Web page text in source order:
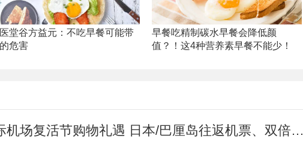
堂谷方益元：不吃早餐可能带
危害
早餐吃精制碳水早餐会降低颜
值？！这4种营养素早餐不能少！
香港国际机场复活节购物礼遇 日本/巴厘岛往返机票、双倍积分及迎新奖赏